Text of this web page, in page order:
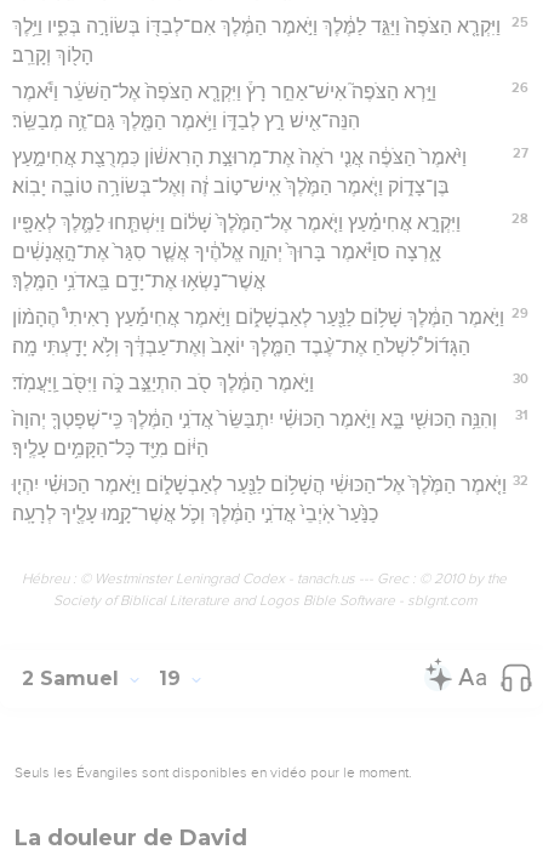
25
וַיִּקְרָ֤א הַצֹּפֶה֙ וַיַּגֵּ֣ד לַמֶּ֔לֶךְ וַיֹּ֣אמֶר הַמֶּ֔לֶךְ אִם־לְבַדּ֖וֹ בְּשׂוֹרָ֣ה בְּפִ֑יו וַיֵּ֥לֶךְ
הָל֖וֹךְ וְקָרֵֽב׃
26
וַיַּ֣רְא הַצֹּפֶה֮ אִישׁ־אַחֵ֣ר רָץ֒ וַיִּקְרָ֤א הַצֹּפֶה֙ אֶל־הַשֹּׁעֵ֔ר וַיֹּ֕אמֶר
הִנֵּה־אִ֖ישׁ רָ֣ץ לְבַדּ֑וֹ וַיֹּ֥אמֶר הַמֶּ֖לֶךְ גַּם־זֶ֥ה מְבַשֵּֽׂר׃
27
וַיֹּ֙אמֶר֙ הַצֹּפֶ֔ה אֲנִ֤י רֹאֶה֙ אֶת־מְרוּצַ֣ת הָרִאשׁ֔וֹן כִּמְרֻצַ֖ת אֲחִימַ֣עַץ
בֶּן־צָד֑וֹק וַיֹּ֤אמֶר הַמֶּ֙לֶךְ֙ אִֽישׁ־ט֣וֹב זֶ֔ה וְאֶל־בְּשׂוֹרָ֥ה טוֹבָ֖ה יָבֽוֹא׃
28
וַיִּקְרָ֣א אֲחִימַ֗עַץ וַיֹּ֤אמֶר אֶל־הַמֶּ֙לֶךְ֙ שָׁל֔וֹם וַיִּשְׁתַּ֧חוּ לַמֶּ֛לֶךְ לְאַפָּ֖יו
אָ֑רְצָה סוַיֹּ֗אמֶר בָּרוּךְ֙ יְהוָ֣ה אֱלֹהֶ֔יךָ אֲשֶׁ֤ר סִגַּר֙ אֶת־הָ֣אֲנָשִׁ֔ים
אֲשֶׁר־נָשְׂא֥וּ אֶת־יָדָ֖ם בַּֽאדֹנִ֥י הַמֶּֽלֶךְ׃
29
וַיֹּ֣אמֶר הַמֶּ֔לֶךְ שָׁל֥וֹם לַנַּ֖עַר לְאַבְשָׁל֑וֹם וַיֹּ֣אמֶר אֲחִימַ֡עַץ רָאִיתִי֩ הֶהָמ֨וֹן
הַגָּד֜וֹל לִ֠שְׁלֹחַ אֶת־עֶ֨בֶד הַמֶּ֤לֶךְ יוֹאָב֙ וְאֶת־עַבְדֶּ֔ךָ וְלֹ֥א יָדַ֖עְתִּי מָֽה׃
30 וַיֹּ֣אמֶר הַמֶּ֔לֶךְ סֹ֖ב הִתְיַצֵּ֣ב כֹּ֑ה וַיִּסֹּ֖ב וַֽיַּעֲמֹֽד׃
31
וְהִנֵּ֥ה הַכּוּשִׁ֖י בָּ֑א וַיֹּ֣אמֶר הַכּוּשִׁ֗י יִתְבַּשֵּׂר֙ אֲדֹנִ֣י הַמֶּ֔לֶךְ כִּֽי־שְׁפָטְךָ֤ יְהוָה֙
הַיּ֔וֹם מִיַּ֖ד כָּל־הַקָּמִ֥ים עָלֶֽיךָ׃
32 וַיֹּ֤אמֶר הַמֶּ֙לֶךְ֙ אֶל־הַכּוּשִׁ֔י הֲשָׁל֥וֹם לַנַּ֖עַר לְאַבְשָׁל֑וֹם וַיֹּ֣אמֶר הַכּוּשִׁ֗י יִהְי֤וּ
כַנַּ֙עַר֙ אֹֽיְבֵי֙ אֲדֹנִ֣י הַמֶּ֔לֶךְ וְכֹ֛ל אֲשֶׁר־קָ֥מוּ עָלֶ֖יךָ לְרָעָֽה׃
Hébreu : © Westminster Leningrad Codex - tanach.us --- Grec : © 2010 by the
Society of Biblical Literature and Logos Bible Software - sblgnt.com
2 Samuel 19
Seuls les Évangiles sont disponibles en vidéo pour le moment.
La douleur de David